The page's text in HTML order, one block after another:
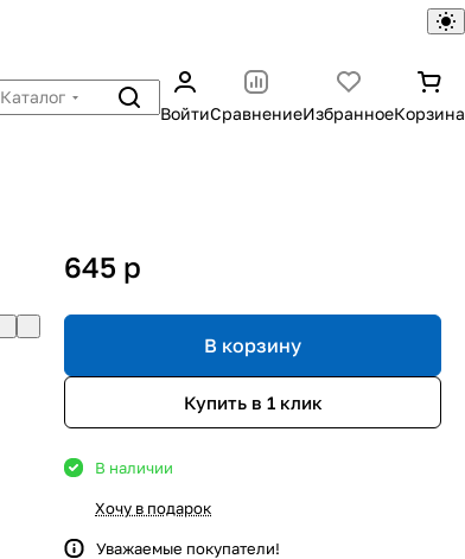
Каталог
ВойтиСравнениеИзбранноеКорзина
645 p
В корзину
Купить в 1 клик
В наличии
Хочу в подарок
Уважаемые покупатели!